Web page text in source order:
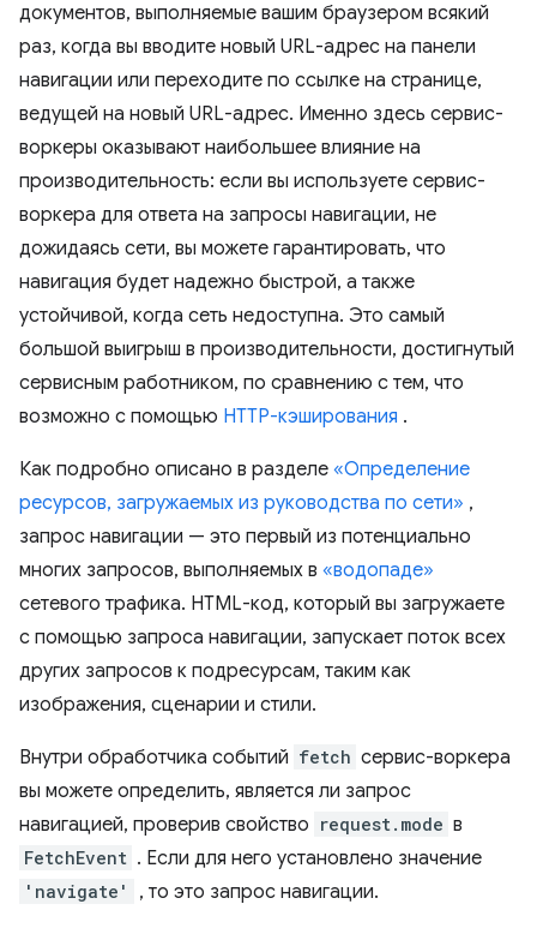
документов, выполняемые вашим браузером всякий
раз, когда вы вводите новый URL-адрес на панели
навигации или переходите по ссылке на странице,
ведущей на новый URL-адрес. Именно здесь сервис-
воркеры оказывают наибольшее влияние на
производительность: если вы используете сервис-
воркера для ответа на запросы навигации, не
дожидаясь сети, вы можете гарантировать, что
навигация будет надежно быстрой, а также
устойчивой, когда сеть недоступна. Это самый
большой выигрыш в производительности, достигнутый
сервисным работником, по сравнению с тем, что
возможно с помощью HTTP-кэширования .
Как подробно описано в разделе «Определение
ресурсов, загружаемых из руководства по сети» ,
запрос навигации — это первый из потенциально
многих запросов, выполняемых в «водопаде»
сетевого трафика. HTML-код, который вы загружаете
с помощью запроса навигации, запускает поток всех
других запросов к подресурсам, таким как
изображения, сценарии и стили.
Внутри обработчика событий fetch сервис-воркера
вы можете определить, является ли запрос
навигацией, проверив свойство request.mode в
FetchEvent . Если для него установлено значение
'navigate' , то это запрос навигации.